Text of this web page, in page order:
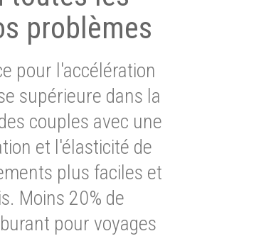
problèmes
pour l'accélération
supérieure dans la
couples avec une
et l'élasticité de
plus faciles et
Moins 20% de
pour voyages